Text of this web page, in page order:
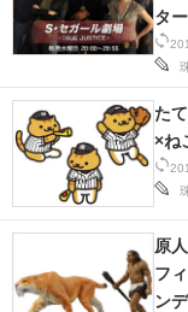
タ
た
×ね
原
フ
ン